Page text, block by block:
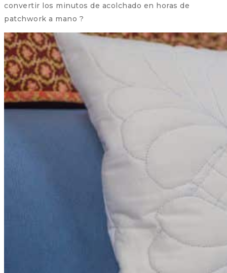
convertir los minutos de acolchado en horas de
patchwork a mano ?